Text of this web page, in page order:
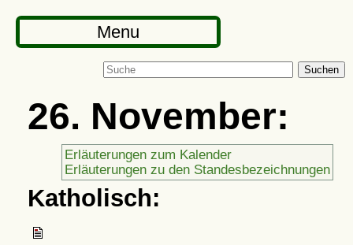
Menu
Suchen
26. November:
Erläuterungen zum Kalender
Erläuterungen zu den Standesbezeichnungen
Katholisch: